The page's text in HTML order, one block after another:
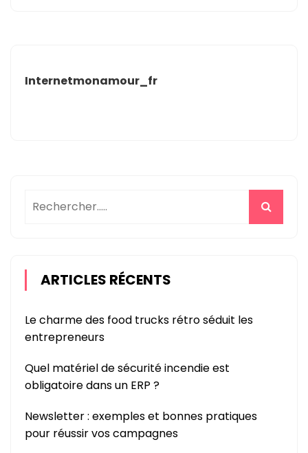
Internetmonamour_fr
ARTICLES RÉCENTS
Le charme des food trucks rétro séduit les
entrepreneurs
Quel matériel de sécurité incendie est
obligatoire dans un ERP ?
Newsletter : exemples et bonnes pratiques
pour réussir vos campagnes